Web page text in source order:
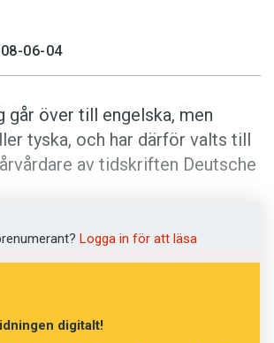
digitalt
06-04
går över till engelska, men
tyska, och har därför valts till
av tidskriften Deutsche
Logga in för att läsa
digitalt!